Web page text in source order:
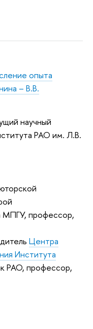
опыта
– В.В.
научный
РАО им. Л.В.
МПГУ, профессор,
Центра
Института
РАО, профессор,